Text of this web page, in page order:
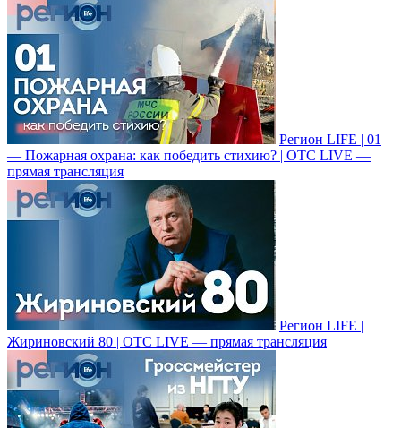
Регион LIFE | 01
— Пожарная охрана: как победить стихию? | ОТС LIVE —
прямая трансляция
Регион LIFE |
Жириновский 80 | ОТС LIVE — прямая трансляция